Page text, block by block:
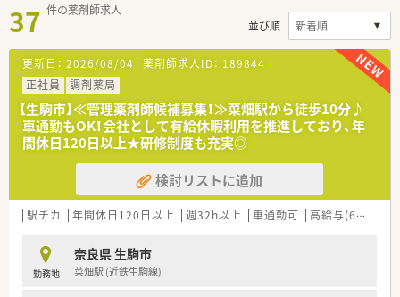
37 件の薬剤師求人
並び順
更新日： 2026/08/04 薬剤師求人ID： 189844
正社員
調剤薬局
【生駒市】≪管理薬剤師候補募集！≫菜畑駅から徒歩10分♪
車通勤もOK！会社として有給休暇利用を推進しており、年
間休日120日以上★研修制度も充実◎
検討リストに追加
駅チカ 年間休日120日以上 週32h以上 車通勤可 高給与(600万円以上)
勤務地
奈良県 生駒市
菜畑駅 (近鉄生駒線)